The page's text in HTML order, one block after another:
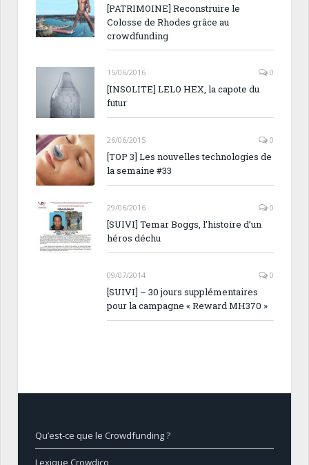
[PATRIMOINE] Reconstruire le
Colosse de Rhodes grâce au
crowdfunding
15/06/2016 0
[INSOLITE] LELO HEX, la capote du
futur
26/06/2015 0
[TOP 3] Les nouvelles technologies de
la semaine #33
29/06/2016 0
[SUIVI] Temar Boggs, l’histoire d’un
héros déchu
09/07/2014 0
[SUIVI] – 30 jours supplémentaires
pour la campagne « Reward MH370 »
Qu’est-ce que le Crowdfunding ?
Lexique Crowdico